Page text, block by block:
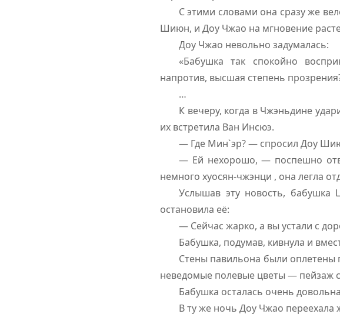
С этими словами она сразу же
Шиюн, и Доу Чжао на мгновение
Доу Чжао невольно задумалась:
«Бабушка так спокойно
напротив, высшая степень
…
К вечеру, когда в Чжэньдине
их встретила Ван Инсюэ.
— Где Мин`эр? — спросил Доу
— Ей нехорошо, — поспешно
немного хуосян-чжэнци , она легла
Услышав эту новость, бабушка
остановила её:
— Сейчас жарко, а вы устали с
Бабушка, подумав, кивнула и
Стены павильона были оплетены
неведомые полевые цветы — пейзаж
Бабушка осталась очень
В ту же ночь Доу Чжао переехала